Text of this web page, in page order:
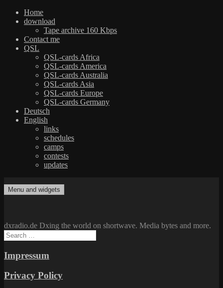
Home
download
Tape archive 160 Kbps
Contact me
QSL
QSL-cards Africa
QSL-cards America
QSL-cards Australia
QSL-cards Asia
QSL-cards Europe
QSL-cards Germany
Deutsch
English
links
schedules
camps
contests
updates
to
dxradio.de
DXing the world on shortwave
Menu and widgets
dxradio.de Dxing the world on shortwave. Media bytes and more.
Search
for:
Impressum
Privacy Policy